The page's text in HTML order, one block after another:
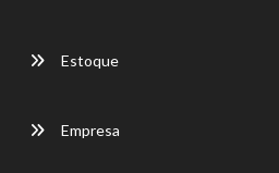
Estoque
Empresa